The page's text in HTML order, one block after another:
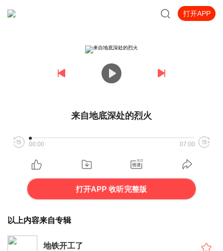
打开APP
来自地底深处的烈火
00:00 07:00
打开APP 收听完整版
以上内容来自专辑
地铁开工了